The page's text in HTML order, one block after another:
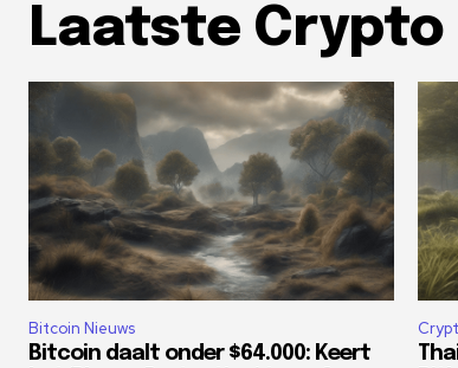
Laatste Crypto
Bitcoin Nieuws
Bitcoin daalt onder $64.000: Keert